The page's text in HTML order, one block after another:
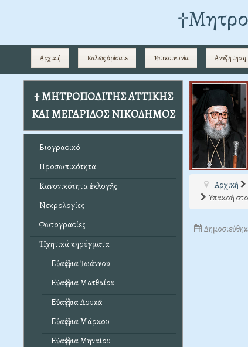
Αρχική Καλῶς ὁρίσατε Ἐπικοινωνία Αναζήτηση
† ΜΗΤΡΟΠΟΛΙΤΗΣ ΑΤΤΙΚΗΣ
ΚΑΙ ΜΕΓΑΡΙΔΟΣ ΝΙΚΟΔΗΜΟΣ
Βιογραφικό
Προσωπικότητα
Κανονικότητα ἐκλογῆς
Νεκρολογίες
Φωτογραφίες
Ἠχητικά κηρύγματα
Εὐαγγέλια Ἰωάννου
Εὐαγγέλια Ματθαίου
Εὐαγγέλια Λουκᾶ
Εὐαγγέλια Μάρκου
Εὐαγγέλια Μηναίου
Αρχική
Υπακοή